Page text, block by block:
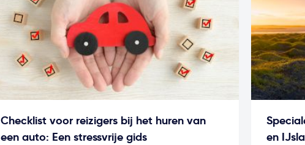
Checklist voor reizigers bij het huren van
een auto: Een stressvrije gids
en